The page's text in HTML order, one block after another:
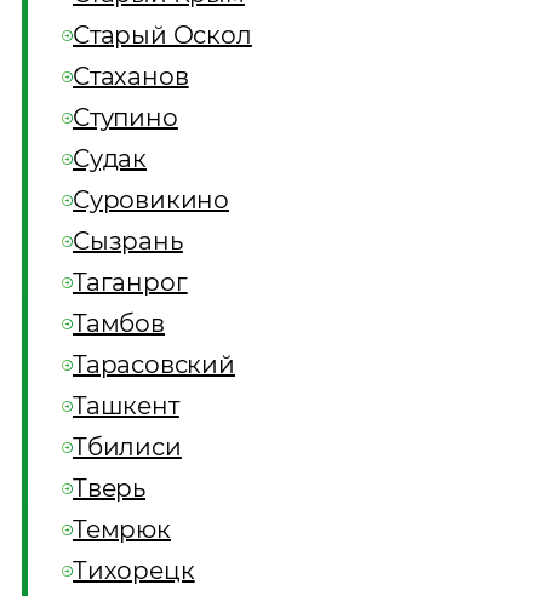
Старый Оскол
Стаханов
Ступино
Судак
Суровикино
Сызрань
Таганрог
Тамбов
Тарасовский
Ташкент
Тбилиси
Тверь
Темрюк
Тихорецк